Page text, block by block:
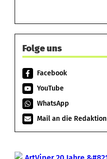
Folge uns
Facebook
YouTube
WhatsApp
Mail an die Redaktion